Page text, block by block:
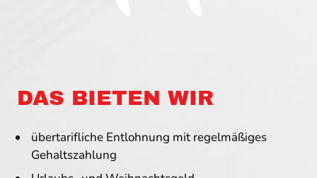
DAS BIETEN WIR
übertarifliche Entlohnung mit regelmäßiges
Gehaltszahlung